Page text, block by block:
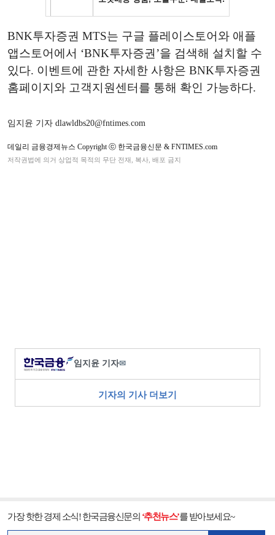
BNK투자증권 MTS는 구글 플레이스토어와 애플
앱스토어에서 ‘BNK투자증권’을 검색해 설치할 수
있다. 이벤트에 관한 자세한 사항은 BNK투자증권
홈페이지와 고객지원센터를 통해 확인 가능하다.
임지윤 기자 dlawldbs20@fntimes.com
데일리 금융경제뉴스 Copyright ⓒ 한국금융신문 & FNTIMES.com
저작권법에 의거 상업적 목적의 무단 전재, 복사, 배포 금지
임지윤 기자✉
기자의 기사 더보기
가장 핫한 경제 소식! 한국금융신문의 ‘추천뉴스’를 받아보세요~